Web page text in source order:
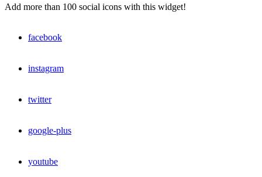
Add more than 100 social icons with this widget!
facebook
instagram
twitter
google-plus
youtube